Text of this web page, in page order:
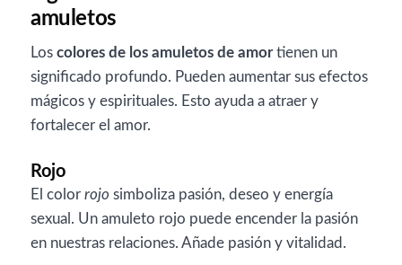
amuletos
Los colores de los amuletos de amortienen un
significado profundo. Pueden aumentar sus efectos
mágicos y espirituales. Esto ayuda a atraer y
fortalecer el amor.
Rojo
El color rojo simboliza pasión, deseo y energía
sexual. Un amuleto rojo puede encender la pasión
en nuestras relaciones. Añade pasión y vitalidad.